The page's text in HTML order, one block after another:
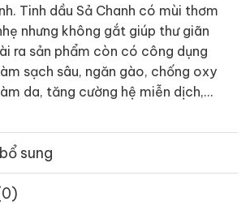
Tinh dầu Sả Chanh có mùi thơm
nhưng không gắt giúp thư giãn
ra sản phẩm còn có công dụng
sạch sâu, ngăn gào, chống oxy
da, tăng cường hệ miễn dịch,…
sung